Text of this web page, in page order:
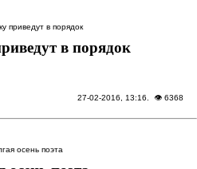
в порядок
27-02-2016, 13:16 . 👁 6368